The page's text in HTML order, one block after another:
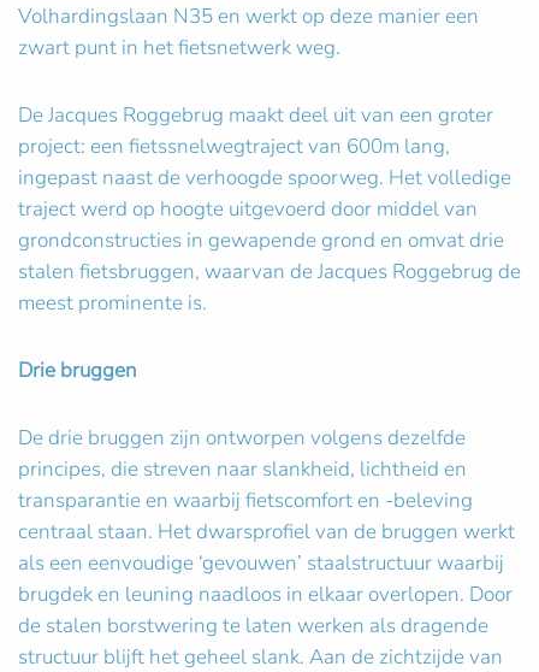
Volhardingslaan N35 en werkt op deze manier een
zwart punt in het fietsnetwerk weg.
De Jacques Roggebrug maakt deel uit van een groter
project: een fietssnelwegtraject van 600m lang,
ingepast naast de verhoogde spoorweg. Het volledige
traject werd op hoogte uitgevoerd door middel van
grondconstructies in gewapende grond en omvat drie
stalen fietsbruggen, waarvan de Jacques Roggebrug de
meest prominente is.
Drie bruggen
De drie bruggen zijn ontworpen volgens dezelfde
principes, die streven naar slankheid, lichtheid en
transparantie en waarbij fietscomfort en -beleving
centraal staan. Het dwarsprofiel van de bruggen werkt
als een eenvoudige ‘gevouwen’ staalstructuur waarbij
brugdek en leuning naadloos in elkaar overlopen. Door
de stalen borstwering te laten werken als dragende
structuur blijft het geheel slank. Aan de zichtzijde van